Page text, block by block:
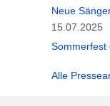
Neue
15.07.2025
Sommerfest
Alle